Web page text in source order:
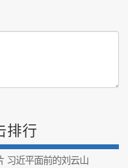
排行
习近平面前的刘云山